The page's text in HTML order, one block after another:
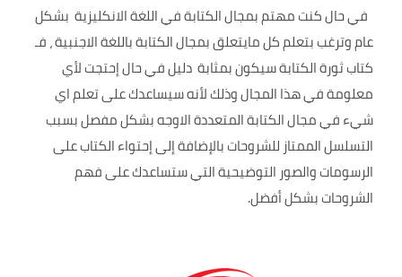
في حال كنت مهتم بمجال الكتابة في اللغة الانكليزية بشكل
عام وترغب بتعلم كل مايتعلق بمجال الكتابة باللغة الاجنبية ، فـ
كتاب ثورة الكتابة سيكون بمثابة دليل في حال إحتجت لأي
معلومة في هذا المجال وذلك لأنه سيساعدك على تعلم اي
شيء في مجال الكتابة المتعددة الاوجه بشكل مفصل بسبب
التسلسل الممتاز للشروحات بالإضافة إلى إحتواء الكتاب على
الرسومات والصور التوضيحية التي ستساعدك على فهم
الشروحات بشكل أفضل.